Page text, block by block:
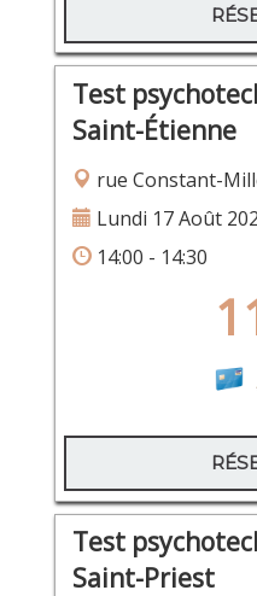
Test
Saint-Étienne
rue Constant-
Lundi 17 Août
14:00 - 14:30
Test
Saint-Priest